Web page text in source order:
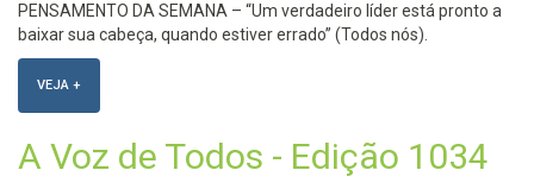
PENSAMENTO DA SEMANA – “Um verdadeiro líder está pronto a
baixar sua cabeça, quando estiver errado” (Todos nós).
VEJA +
A Voz de Todos - Edição 1034